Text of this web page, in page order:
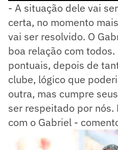
- A situação dele vai
certa, no momento
vai ser resolvido. O
boa relação com
pontuais, depois de
clube, lógico que
outra, mas cumpre
ser respeitado por
com o Gabriel -